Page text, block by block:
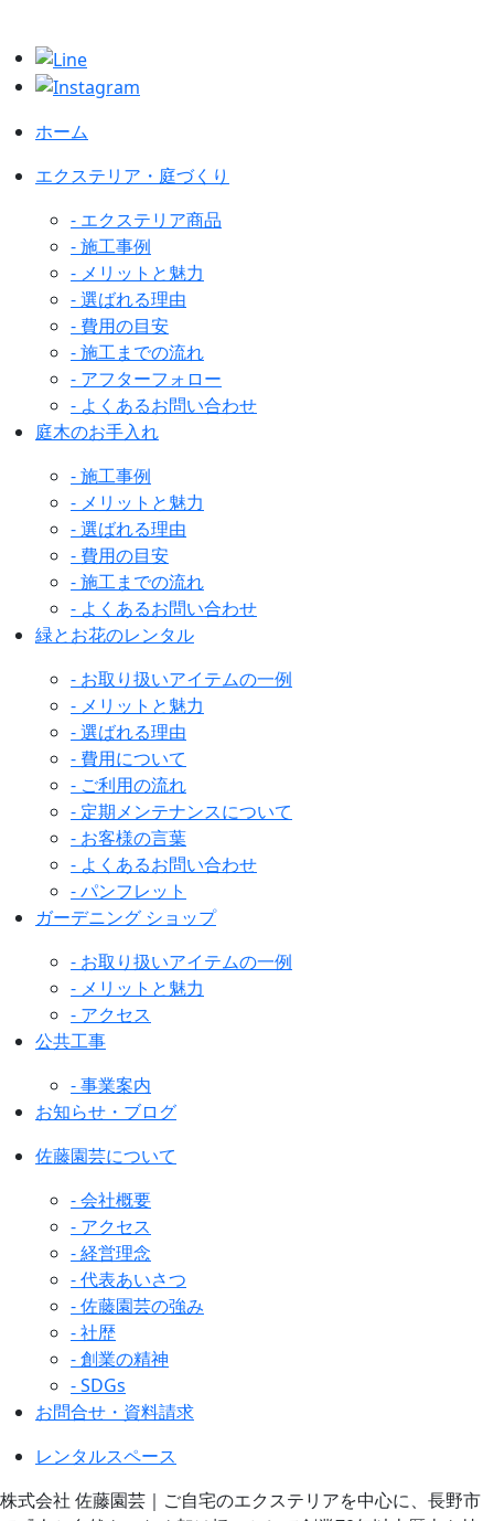
ホーム
エクステリア・庭づくり
- エクステリア商品
- 施工事例
- メリットと魅力
- 選ばれる理由
- 費用の目安
- 施工までの流れ
- アフターフォロー
- よくあるお問い合わせ
庭木のお手入れ
- 施工事例
- メリットと魅力
- 選ばれる理由
- 費用の目安
- 施工までの流れ
- よくあるお問い合わせ
緑とお花のレンタル
- お取り扱いアイテムの一例
- メリットと魅力
- 選ばれる理由
- 費用について
- ご利用の流れ
- 定期メンテナンスについて
- お客様の言葉
- よくあるお問い合わせ
- パンフレット
ガーデニング ショップ
- お取り扱いアイテムの一例
- メリットと魅力
- アクセス
公共工事
- 事業案内
お知らせ・ブログ
佐藤園芸について
- 会社概要
- アクセス
- 経営理念
- 代表あいさつ
- 佐藤園芸の強み
- 社歴
- 創業の精神
- SDGs
お問合せ・資料請求
レンタルスペース
株式会社 佐藤園芸｜ご自宅のエクステリアを中心に、長野市